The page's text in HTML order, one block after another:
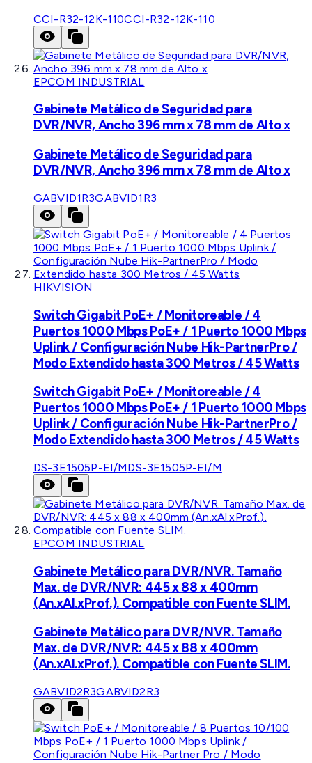
CCI-R32-12K-110CCI-R32-12K-110
EPCOM INDUSTRIAL
Gabinete Metálico de Seguridad para
DVR/NVR, Ancho 396 mm x 78 mm de Alto x
Gabinete Metálico de Seguridad para
DVR/NVR, Ancho 396 mm x 78 mm de Alto x
GABVID1R3GABVID1R3
HIKVISION
Switch Gigabit PoE+ / Monitoreable / 4
Puertos 1000 Mbps PoE+ / 1 Puerto 1000 Mbps
Uplink / Configuración Nube Hik-PartnerPro /
Modo Extendido hasta 300 Metros / 45 Watts
Switch Gigabit PoE+ / Monitoreable / 4
Puertos 1000 Mbps PoE+ / 1 Puerto 1000 Mbps
Uplink / Configuración Nube Hik-PartnerPro /
Modo Extendido hasta 300 Metros / 45 Watts
DS-3E1505P-EI/MDS-3E1505P-EI/M
EPCOM INDUSTRIAL
Gabinete Metálico para DVR/NVR. Tamaño
Max. de DVR/NVR: 445 x 88 x 400mm
(An.xAl.xProf.). Compatible con Fuente SLIM.
Gabinete Metálico para DVR/NVR. Tamaño
Max. de DVR/NVR: 445 x 88 x 400mm
(An.xAl.xProf.). Compatible con Fuente SLIM.
GABVID2R3GABVID2R3